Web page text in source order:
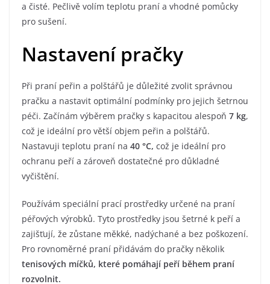
a čisté. Pečlivě volím teplotu praní a vhodné pomůcky
pro sušení.
Nastavení pračky
Při praní peřin a polštářů je důležité zvolit správnou
pračku a nastavit optimální podmínky pro jejich šetrnou
péči. Začínám výběrem pračky s kapacitou alespoň 7 kg,
což je ideální pro větší objem peřin a polštářů.
Nastavuji teplotu praní na 40 °C, což je ideální pro
ochranu peří a zároveň dostatečné pro důkladné
vyčištění.
Používám speciální prací prostředky určené na praní
péřových výrobků. Tyto prostředky jsou šetrné k peří a
zajišťují, že zůstane měkké, nadýchané a bez poškození.
Pro rovnoměrné praní přidávám do pračky několik
tenisových míčků, které pomáhají peří během praní
rozvolnit.